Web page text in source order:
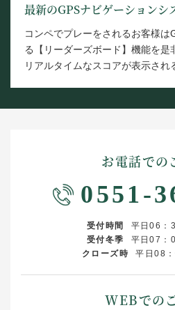
最新のGPSナビゲーションシ
コンペでプレーをされるお客様は
る【リーダーズボード】機能を是
リアルタイムなスコアが表示され
お電話での
0551-
受付時間
平日06：
受付冬季
平日07：
クローズ時
平日08
WEBでの